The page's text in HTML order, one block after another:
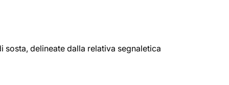
delineate dalla relativa segnaletica